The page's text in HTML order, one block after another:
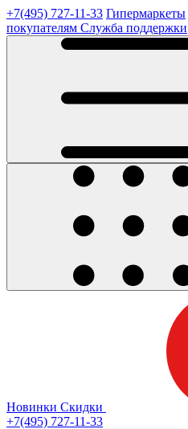
+7(495) 727-11-33 Гипермаркеты
покупателям Служба поддержки
Новинки Скидки
+7(495) 727-11-33